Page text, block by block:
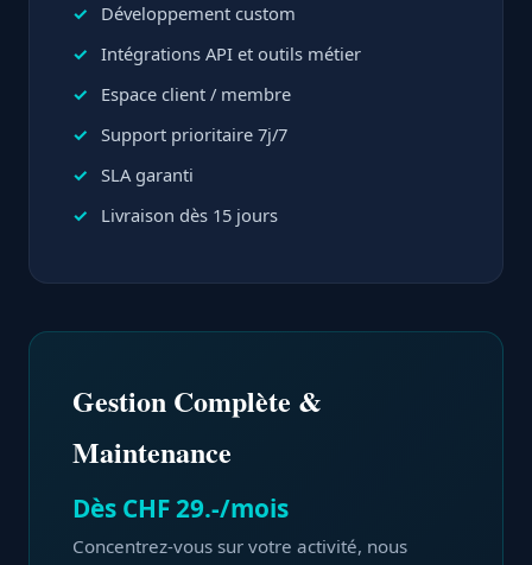
Développement custom
Intégrations API et outils métier
Espace client / membre
Support prioritaire 7j/7
SLA garanti
Livraison dès 15 jours
Gestion Complète &
Maintenance
Dès CHF 29.-/mois
Concentrez-vous sur votre activité, nous